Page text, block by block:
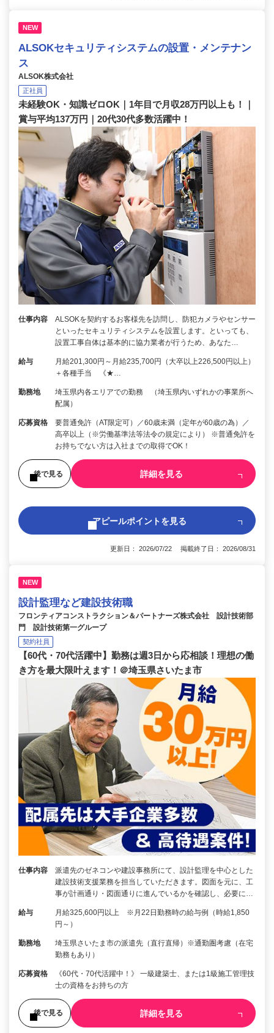
NEW
ALSOKセキュリティシステムの設置・メンテナン
ス
ALSOK株式会社
正社員
未経験OK・知識ゼロOK｜1年目で月収28万円以上も！｜
賞与平均137万円｜20代30代多数活躍中！
仕事内容
ALSOKを契約するお客様先を訪問し、防犯カメラやセンサー
といったセキュリティシステムを設置します。といっても、
設置工事自体は基本的に協力業者が行うため、あなた…
給与
月給201,300円～月給235,700円（大卒以上226,500円以上）
＋各種手当 《★…
勤務地
埼玉県内各エリアでの勤務 （埼玉県内いずれかの事業所へ
配属）
応募資格
要普通免許（AT限定可）／60歳未満（定年が60歳の為）／
高卒以上（※労働基準法等法令の規定により） ※普通免許を
お持ちでない方は入社までの取得でOK！
後で見る 詳細を見る
アピールポイントを見る
更新日： 2026/07/22 掲載終了日： 2026/08/31
NEW
設計監理など建設技術職
フロンティアコンストラクション＆パートナーズ株式会社 設計技術部
門 設計技術第一グループ
契約社員
【60代・70代活躍中】勤務は週3日から応相談！理想の働
き方を最大限叶えます！＠埼玉県さいたま市
仕事内容
派遣先のゼネコンや建設事務所にて、設計監理を中心とした
建設技術支援業務を担当していただきます。図面を元に、工
事が計画通り・図面通りに進んでいるかを確認し、必要に…
給与
月給325,600円以上 ※月22日勤務時の給与例（時給1,850
円～）
勤務地
埼玉県さいたま市の派遣先（直行直帰）※通勤圏考慮（在宅
勤務もあり）
応募資格
《60代・70代活躍中！》 一級建築士、または1級施工管理技
士の資格をお持ちの方
後で見る 詳細を見る